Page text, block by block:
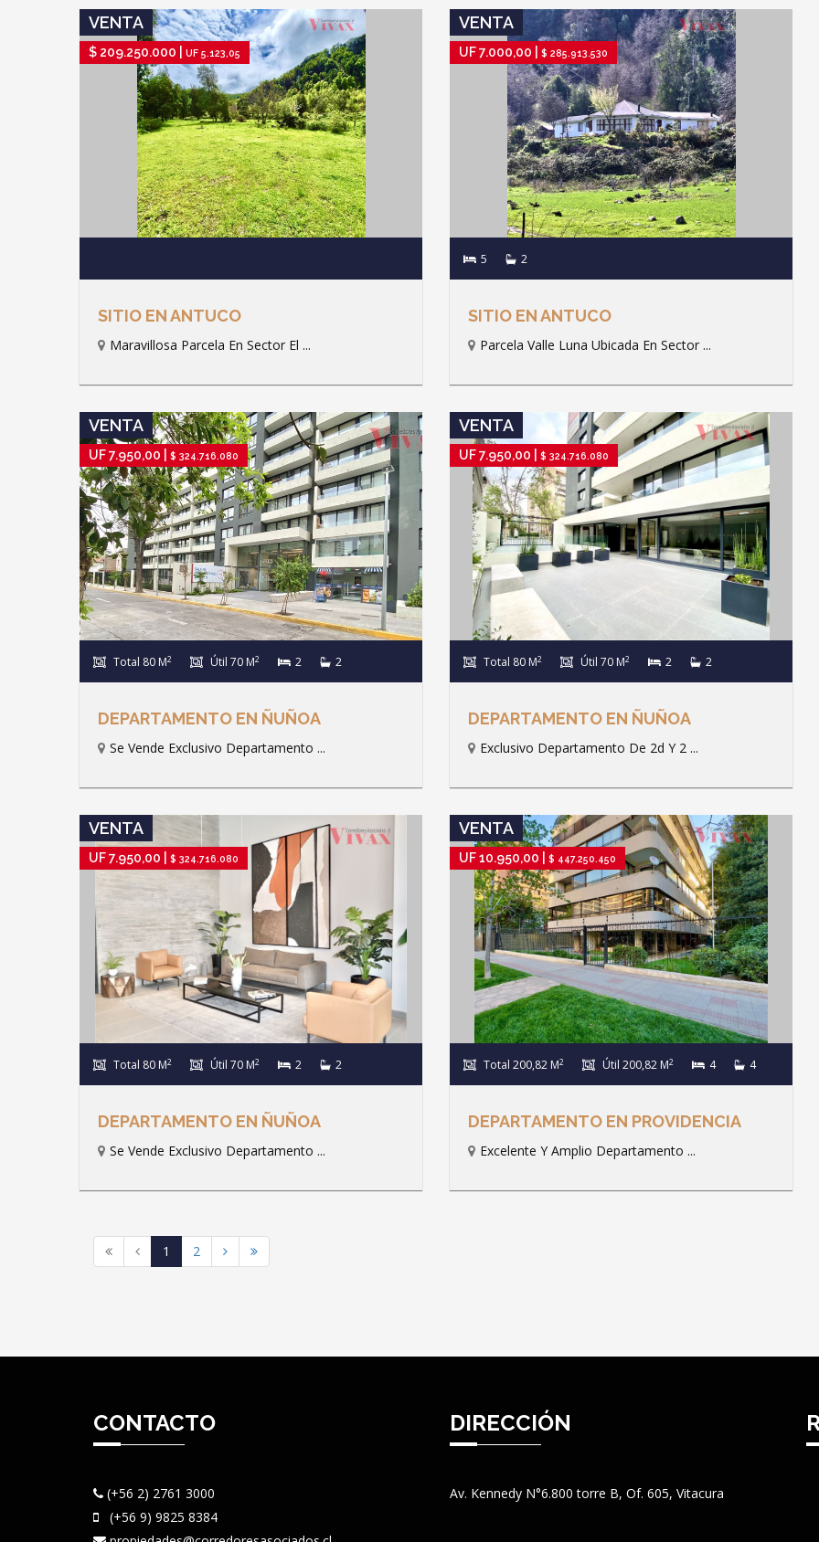
VENTA
$ 209.250.000 | UF 5.123,05
SITIO EN ANTUCO
Maravillosa Parcela En Sector El ...
VENTA
UF 7.000,00 | $ 285.913.530
5 2
SITIO EN ANTUCO
Parcela Valle Luna Ubicada En Sector ...
VENTA
UF 7.950,00 | $ 324.716.080
Total 80 M2 Útil 70 M2 2 2
DEPARTAMENTO EN ÑUÑOA
Se Vende Exclusivo Departamento ...
VENTA
UF 7.950,00 | $ 324.716.080
Total 80 M2 Útil 70 M2 2 2
DEPARTAMENTO EN ÑUÑOA
Exclusivo Departamento De 2d Y 2 ...
VENTA
UF 7.950,00 | $ 324.716.080
Total 80 M2 Útil 70 M2 2 2
DEPARTAMENTO EN ÑUÑOA
Se Vende Exclusivo Departamento ...
VENTA
UF 10.950,00 | $ 447.250.450
Total 200,82 M2 Útil 200,82 M2 4 4
DEPARTAMENTO EN PROVIDENCIA
Excelente Y Amplio Departamento ...
1 2
CONTACTO
(+56 2) 2761 3000
(+56 9) 9825 8384
DIRECCIÓN
Av. Kennedy N°6.800 torre B, Of. 605, Vitacura